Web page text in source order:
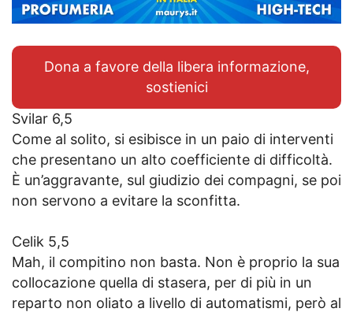
Dona a favore della libera informazione,
sostienici
Svilar 6,5
Come al solito, si esibisce in un paio di interventi
che presentano un alto coefficiente di difficoltà.
È un’aggravante, sul giudizio dei compagni, se poi
non servono a evitare la sconfitta.
Celik 5,5
Mah, il compitino non basta. Non è proprio la sua
collocazione quella di stasera, per di più in un
reparto non oliato a livello di automatismi, però al